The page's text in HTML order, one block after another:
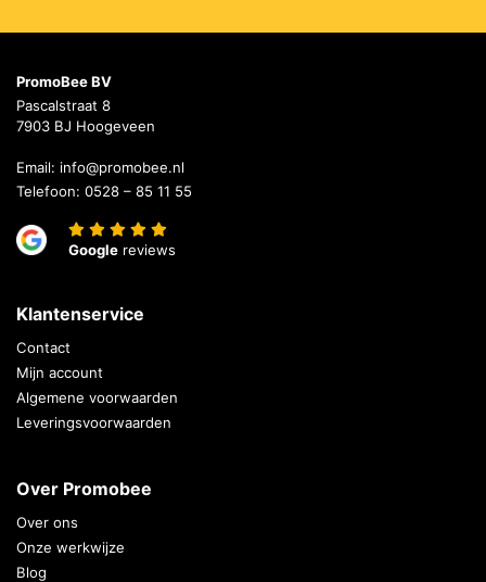
PromoBee BV
Pascalstraat 8
7903 BJ Hoogeveen
Email: info@promobee.nl
Telefoon: 0528 – 85 11 55
Google reviews
Klantenservice
Contact
Mijn account
Algemene voorwaarden
Leveringsvoorwaarden
Over Promobee
Over ons
Onze werkwijze
Blog